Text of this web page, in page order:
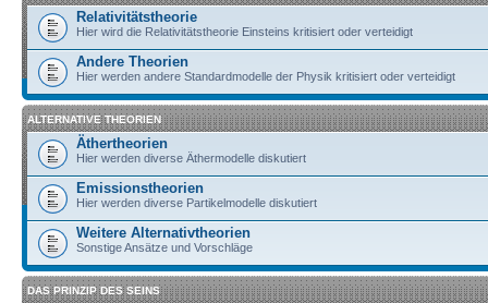
Relativitätstheorie
Hier wird die Relativitätstheorie Einsteins kritisiert oder verteidigt
Andere Theorien
Hier werden andere Standardmodelle der Physik kritisiert oder verteidigt
ALTERNATIVE THEORIEN
Äthertheorien
Hier werden diverse Äthermodelle diskutiert
Emissionstheorien
Hier werden diverse Partikelmodelle diskutiert
Weitere Alternativtheorien
Sonstige Ansätze und Vorschläge
DAS PRINZIP DES SEINS